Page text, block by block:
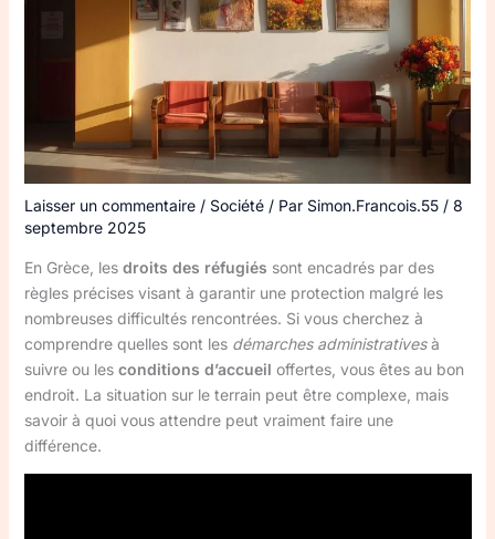
Laisser un commentaire / Société/ Par Simon.Francois.55 / 8
septembre 2025
En Grèce, les droits des réfugiés sont encadrés par des
règles précises visant à garantir une protection malgré les
nombreuses difficultés rencontrées. Si vous cherchez à
comprendre quelles sont les démarches administrativesà
suivre ou les conditions d’accueil offertes, vous êtes au bon
endroit. La situation sur le terrain peut être complexe, mais
savoir à quoi vous attendre peut vraiment faire une
différence.